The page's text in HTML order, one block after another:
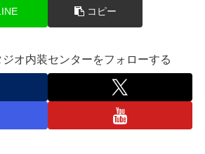
コピー
オ内装センターをフォローする